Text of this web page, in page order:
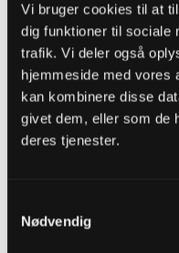
Vi bruger cookies til at
dig funktioner til sociale
trafik. Vi deler også
hjemmeside med vores
kan kombinere disse
givet dem, eller som de
deres tjenester.
Nødvendig
Det er synd at tipsbladet
Gambianer - der ødelægger
DD84
Senior Member